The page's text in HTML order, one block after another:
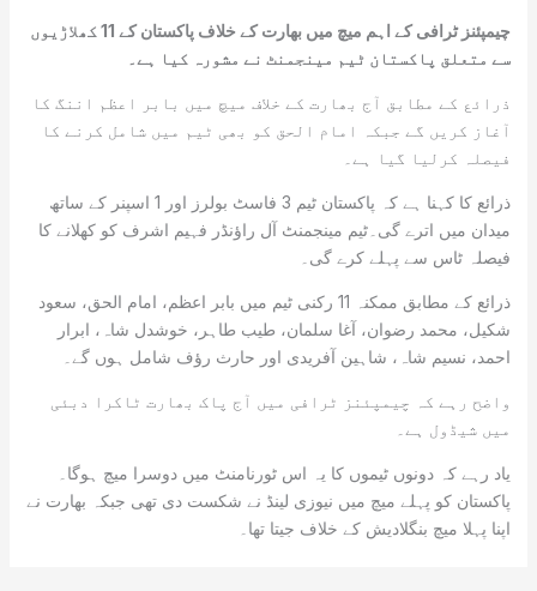
چیمپئنز ٹرافی کے اہم میچ میں بھارت کے خلاف پاکستان کے 11 کھلاڑیوں
سے متعلق پاکستان ٹیم مینجمنٹ نے مشورہ کیا ہے۔
ذرائع کے مطابق آج بھارت کے خلاف میچ میں بابر اعظم اننگ کا
آغاز کریں گے جبکہ امام الحق کو بھی ٹیم میں شامل کرنے کا
فیصلہ کرلیا گیا ہے۔
ذرائع کا کہنا ہے کہ پاکستان ٹیم 3 فاسٹ بولرز اور 1 اسپنر کے ساتھ
میدان میں اترے گی۔ٹیم مینجمنٹ آل راؤنڈر فہیم اشرف کو کھلانے کا
فیصلہ ٹاس سے پہلے کرے گی۔
ذرائع کے مطابق ممکنہ 11 رکنی ٹیم میں بابر اعظم، امام الحق، سعود
شکیل، محمد رضوان، آغا سلمان، طیب طاہر، خوشدل شاہ، ابرار
احمد، نسیم شاہ، شاہین آفریدی اور حارث رؤف شامل ہوں گے۔
واضح رہے کہ چیمپئنز ٹرافی میں آج پاک بھارت ٹاکرا دبئی
میں شیڈول ہے۔
یاد رہے کہ دونوں ٹیموں کا یہ اس ٹورنامنٹ میں دوسرا میچ ہوگا۔
پاکستان کو پہلے میچ میں نیوزی لینڈ نے شکست دی تھی جبکہ بھارت نے
اپنا پہلا میچ بنگلادیش کے خلاف جیتا تھا۔